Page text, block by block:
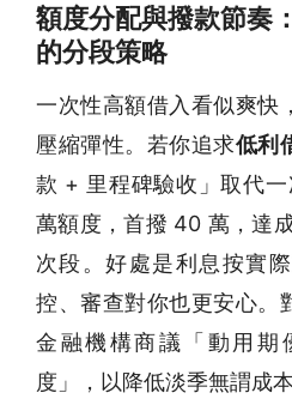
額度分配與撥款節奏
的分段策略
一次性高額借入看似爽快
壓縮彈性。若你追求低利
款 + 里程碑驗收」取代
萬額度，首撥 40 萬，達
次段。好處是利息按實
控、審查對你也更安心。
金融機構商議「動用期
度」，以降低淡季無謂成本